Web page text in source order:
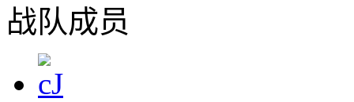
战队成员